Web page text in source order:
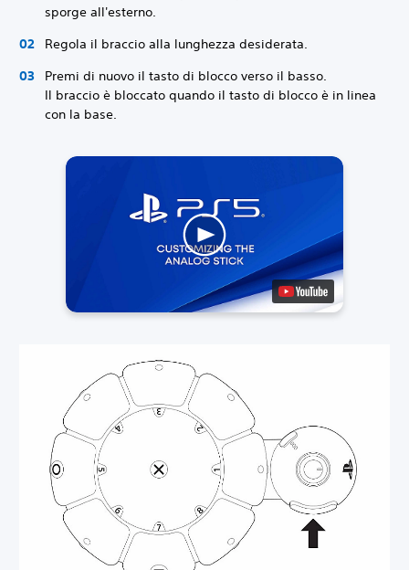
sporge all'esterno.
Regola il braccio alla lunghezza desiderata.
Premi di nuovo il tasto di blocco verso il basso.
Il braccio è bloccato quando il tasto di blocco è in linea
con la base.